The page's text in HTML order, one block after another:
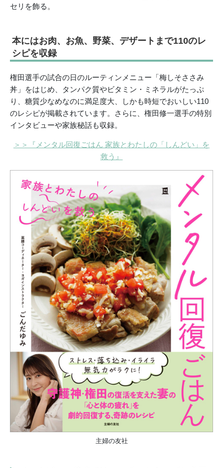
セリを飾る。
本にはお肉、お魚、野菜、デザートまで110のレ
シピを収録
権田選手の試合の日のルーティンメニュー「梅しそささみ
丼」をはじめ、タンパク質やビタミン・ミネラルがたっぷ
り、糖質少なめなのに満足度大、しかも時短でおいしい110
のレシピが掲載されています。さらに、権田修一選手の特別
インタビューや家族秘話も収録。
＞＞『メンタル回復ごはん 家族とわたしの「しんどい」を
救う』
主婦の友社